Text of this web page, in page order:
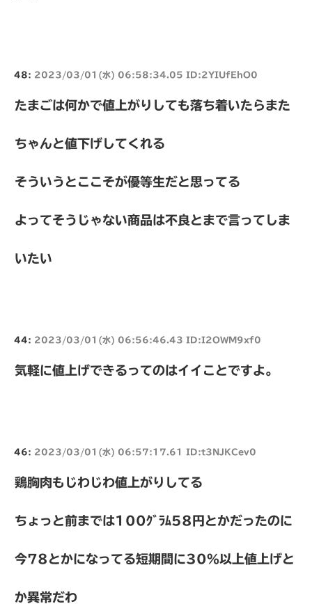
48: 2023/03/01(水) 06:58:34.05 ID:2YIUfEhO0
たまごは何かで値上がりしても落ち着いたらまた
ちゃんと値下げしてくれる
そういうとここそが優等生だと思ってる
よってそうじゃない商品は不良とまで言ってしま
いたい
44: 2023/03/01(水) 06:56:46.43 ID:I2OWM9xf0
気軽に値上げできるってのはイイことですよ。
46: 2023/03/01(水) 06:57:17.61 ID:t3NJKCev0
鶏胸肉もじわじわ値上がりしてる
ちょっと前までは100ｸﾞﾗﾑ58円とかだったのに
今78とかになってる短期間に30%以上値上げと
か異常だわ